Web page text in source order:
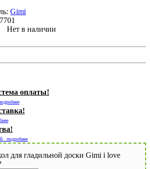
Gimi
Нет в наличии
оплаты!
для гладильной доски Gimi i love